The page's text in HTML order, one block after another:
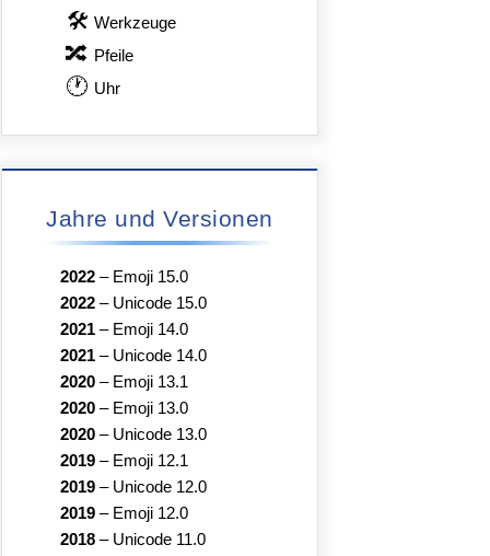
🛠 Werkzeuge
🔀 Pfeile
🕐 Uhr
Jahre und Versionen
2022 – Emoji 15.0
2022 – Unicode 15.0
2021 – Emoji 14.0
2021 – Unicode 14.0
2020 – Emoji 13.1
2020 – Emoji 13.0
2020 – Unicode 13.0
2019 – Emoji 12.1
2019 – Unicode 12.0
2019 – Emoji 12.0
2018 – Unicode 11.0